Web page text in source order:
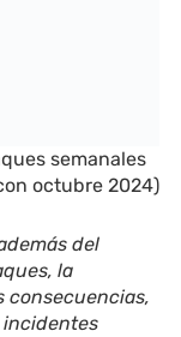
semanales
octubre 2024)
del
la
consecuencias,
incidentes